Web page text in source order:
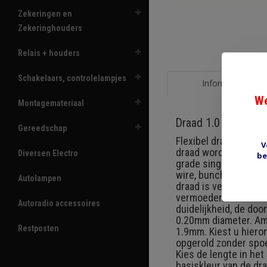
Zekeringen en
Zekeringhouders
Relais + houders
Schakelaars, controlelampjes
Montagemateriaal
Gereedschap
Diversen Electro
Autolampen
Autoradio accessoires
Restposten
Informatie
Draad 1.0 mm2
Flexibel draad 1.0
draad wordt de
grade single core
wire, bunched
draad is veel dunner
vermoeden dat de
duidelijkheid, de
0.20mm diameter.
1.9mm. Kiest u
opgerold zonder
Kies de lengte in